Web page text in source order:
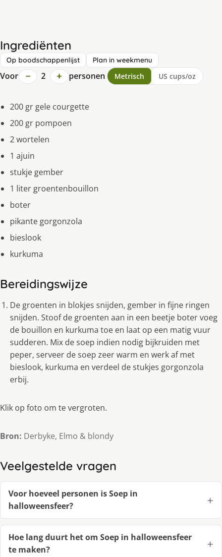
Ingrediënten
Op boodschappenlijst Plan in weekmenu
Voor − 2 + personen Metrisch US cups/oz
200 gr gele courgette
200 gr pompoen
2 wortelen
1 ajuin
stukje gember
1 liter groentenbouillon
boter
pikante gorgonzola
bieslook
kurkuma
Bereidingswijze
De groenten in blokjes snijden, gember in fijne ringen
snijden. Stoof de groenten aan in een beetje boter voeg
de bouillon en kurkuma toe en laat op een matig vuur
sudderen. Mix de soep indien nodig bijkruiden met
peper, serveer de soep zeer warm en werk af met
bieslook, kurkuma en verdeel de stukjes gorgonzola
erbij.
Klik op foto om te vergroten.
Bron: Derbyke, Elmo & blondy
Veelgestelde vragen
Voor hoeveel personen is Soep in
halloweensfeer?
Hoe lang duurt het om Soep in halloweensfeer
te maken?